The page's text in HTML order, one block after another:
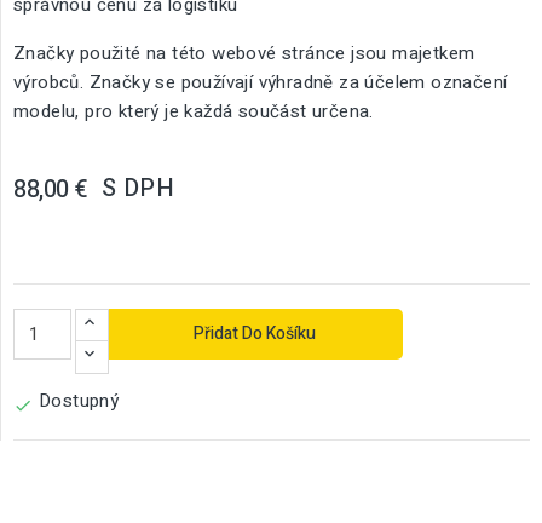
Značky použité na této webové stránce jsou majetkem
výrobců. Značky se používají výhradně za účelem označení
modelu, pro který je každá součást určena.
88,00 € S DPH
Přidat Do Košíku
 Dostupný